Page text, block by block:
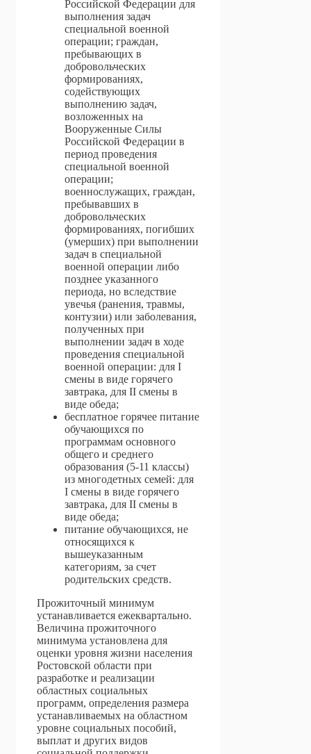
Российской Федерации для
выполнения задач
специальной военной
операции; граждан,
пребывающих в
добровольческих
формированиях,
содействующих
выполнению задач,
возложенных на
Вооруженные Силы
Российской Федерации в
период проведения
специальной военной
операции;
военнослужащих, граждан,
пребывавших в
добровольческих
формированиях, погибших
(умерших) при выполнении
задач в специальной
военной операции либо
позднее указанного
периода, но вследствие
увечья (ранения, травмы,
контузии) или заболевания,
полученных при
выполнении задач в ходе
проведения специальной
военной операции: для I
смены в виде горячего
завтрака, для II смены в
виде обеда;
бесплатное горячее питание
обучающихся по
программам основного
общего и среднего
образования (5-11 классы)
из многодетных семей: для
I смены в виде горячего
завтрака, для II смены в
виде обеда;
питание обучающихся, не
относящихся к
вышеуказанным
категориям, за счет
родительских средств.
Прожиточный минимум
устанавливается ежеквартально.
Величина прожиточного
минимума установлена для
оценки уровня жизни населения
Ростовской области при
разработке и реализации
областных социальных
программ, определения размера
устанавливаемых на областном
уровне социальных пособий,
выплат и других видов